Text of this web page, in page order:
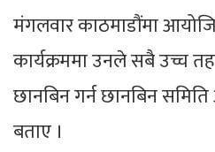
मंगलवार काठमाडौंमा
कार्यक्रममा उनले सबै उच्च
छानबिन गर्न छानबिन
बताए ।